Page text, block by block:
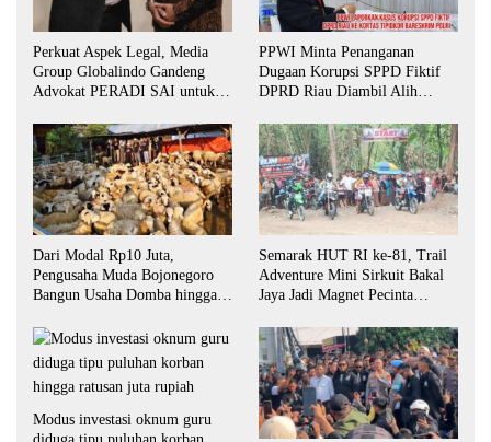
Perkuat Aspek Legal, Media
Group Globalindo Gandeng
Advokat PERADI SAI untuk
PPWI Minta Penanganan
Dugaan Korupsi SPPD Fiktif
DPRD Riau Diambil Alih
Dari Modal Rp10 Juta,
Pengusaha Muda Bojonegoro
Bangun Usaha Domba hingga
Semarak HUT RI ke-81, Trail
Adventure Mini Sirkuit Bakal
Jaya Jadi Magnet Pecinta
Modus investasi oknum guru